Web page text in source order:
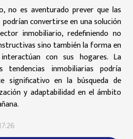
no es aventurado prever que las
convertirse en una solución
inmobiliario, redefiniendo no
sino también la forma en
con sus hogares. La
tendencias inmobiliarias podría
significativo en la búsqueda de
y adaptabilidad en el ámbito